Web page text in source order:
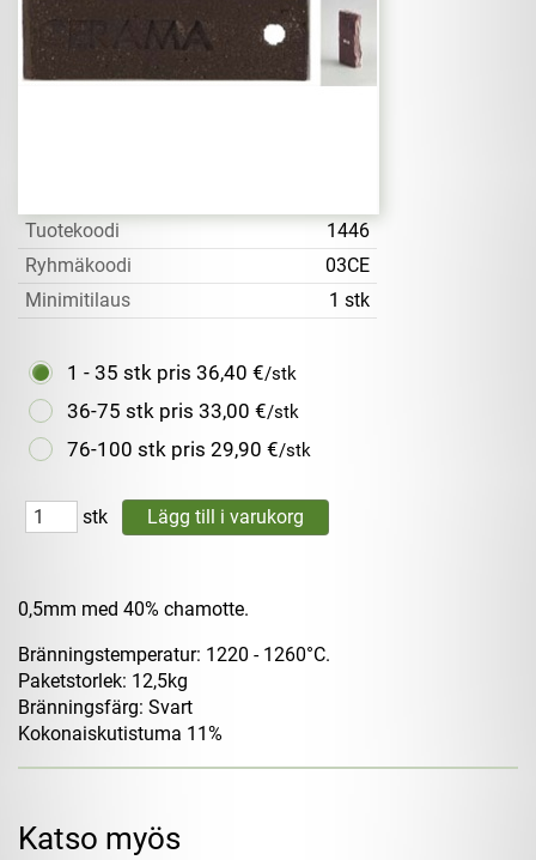
Tuotekoodi
1446
Ryhmäkoodi
03CE
Minimitilaus
1 stk
1 - 35 stk pris 36,40 €/stk
36-75 stk pris 33,00 €/stk
76-100 stk pris 29,90 €/stk
stk
0,5mm med 40% chamotte.
Bränningstemperatur: 1220 - 1260°C.
Paketstorlek: 12,5kg
Bränningsfärg: Svart
Kokonaiskutistuma 11%
Katso myös